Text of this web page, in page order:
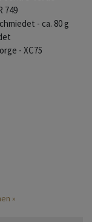
749
- ca. 80 g
- XC75
»